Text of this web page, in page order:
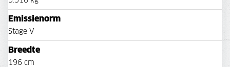
Emissienorm
Stage V
Breedte
196 cm